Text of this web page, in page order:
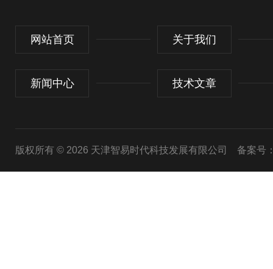
网站首页 关于我们
新闻中心 技术文章
版权所有 © 2026 天津智易时代科技发展有限公司 备案号